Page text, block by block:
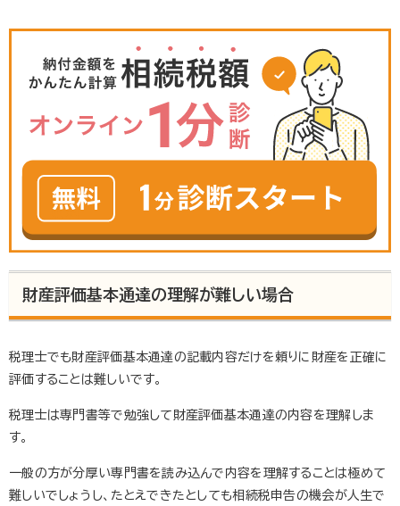
財産評価基本通達の理解が難しい場合
税理士でも財産評価基本通達の記載内容だけを頼りに財産を正確に
評価することは難しいです。
税理士は専門書等で勉強して財産評価基本通達の内容を理解しま
す。
一般の方が分厚い専門書を読み込んで内容を理解することは極めて
難しいでしょうし、たとえできたとしても相続税申告の機会が人生で